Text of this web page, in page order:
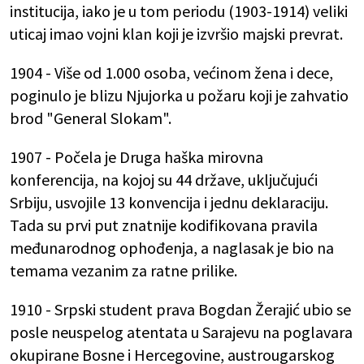
institucija, iako je u tom periodu (1903-1914) veliki
uticaj imao vojni klan koji je izvršio majski prevrat.
1904 - Više od 1.000 osoba, većinom žena i dece,
poginulo je blizu Njujorka u požaru koji je zahvatio
brod "General Slokam".
1907 - Počela je Druga haška mirovna
konferencija, na kojoj su 44 države, uključujući
Srbiju, usvojile 13 konvencija i jednu deklaraciju.
Tada su prvi put znatnije kodifikovana pravila
međunarodnog ophođenja, a naglasak je bio na
temama vezanim za ratne prilike.
1910 - Srpski student prava Bogdan Žerajić ubio se
posle neuspelog atentata u Sarajevu na poglavara
okupirane Bosne i Hercegovine, austrougarskog